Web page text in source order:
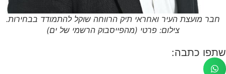
חבר מועצת העיר ואחראי תיק הרווחה שוקל להתמודד בבחירות.
צילום: פרטי (מהפייסבוק הרשמי של ים)
שתפו כתבה: